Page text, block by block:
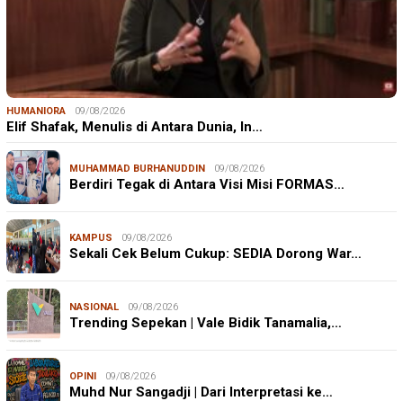
HUMANIORA 09/08/2026
Elif Shafak, Menulis di Antara Dunia, In…
MUHAMMAD BURHANUDDIN 09/08/2026
Berdiri Tegak di Antara Visi Misi FORMAS…
KAMPUS 09/08/2026
Sekali Cek Belum Cukup: SEDIA Dorong War…
NASIONAL 09/08/2026
Trending Sepekan | Vale Bidik Tanamalia,…
OPINI 09/08/2026
Muhd Nur Sangadji | Dari Interpretasi ke…